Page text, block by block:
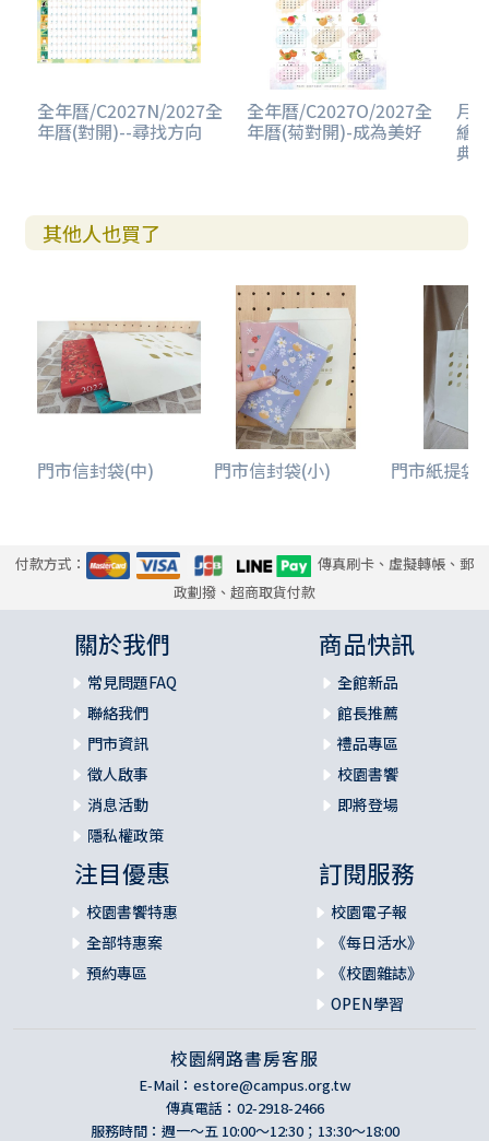
全年曆/C2027N/2027全
年曆(對開)--尋找方向
全年曆/C2027O/2027全
年曆(菊對開)-成為美好
月
繪
典
其他人也買了
門市信封袋(中) 門市信封袋(小) 門市紙提袋
付款方式：
傳真刷卡、虛擬轉帳、郵
政劃撥、超商取貨付款
關於我們
常見問題FAQ
聯絡我們
門市資訊
徵人啟事
消息活動
隱私權政策
商品快訊
全館新品
館長推薦
禮品專區
校園書饗
即將登場
注目優惠
校園書饗特惠
全部特惠案
預約專區
訂閱服務
校園電子報
《每日活水》
《校園雜誌》
OPEN學習
校園網路書房客服
E-Mail： estore@campus.org.tw
傳真電話：02-2918-2466
服務時間：週一～五 10:00～12:30；13:30～18:00